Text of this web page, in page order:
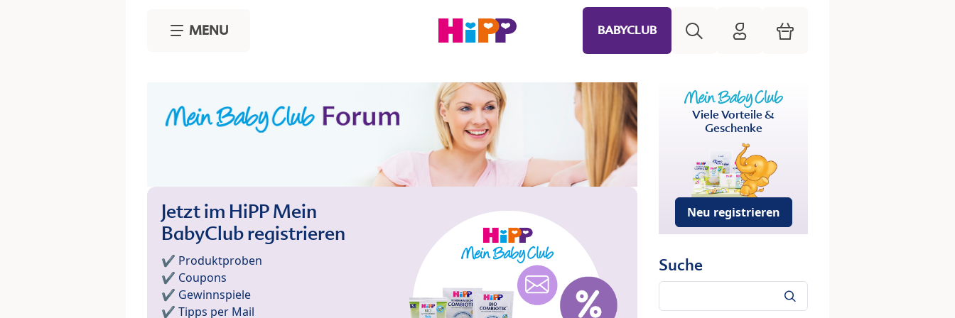
MENU BABYCLUB HiPP Mein Babyclub
Warenkorb
Jetzt im HiPP Mein
BabyClub registrieren
✔️ Produktproben
✔️ Coupons
✔️ Gewinnspiele
✔️ Tipps per Mail
Viele Vorteile &
Geschenke
Neu registrieren
Suche